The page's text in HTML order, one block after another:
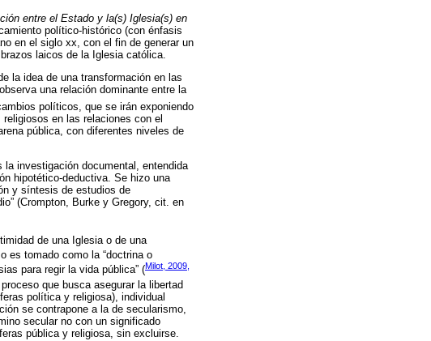
entre el Estado y la(s) Iglesia(s) en
político-histórico (con énfasis
en el siglo xx, con el fin de generar un
laicos de la Iglesia católica.
la idea de una transformación en las
una relación dominante entre la
políticos, que se irán exponiendo
en las relaciones con el
pública, con diferentes niveles de
la investigación documental, entendida
hipotético-deductiva. Se hizo una
y síntesis de estudios de
(Crompton, Burke y Gregory, cit. en
de una Iglesia o de una
es tomado como la “doctrina o
para regir la vida pública” (Milot, 2009,
que busca asegurar la libertad
política y religiosa), individual
se contrapone a la de secularismo,
secular no con un significado
pública y religiosa, sin excluirse.